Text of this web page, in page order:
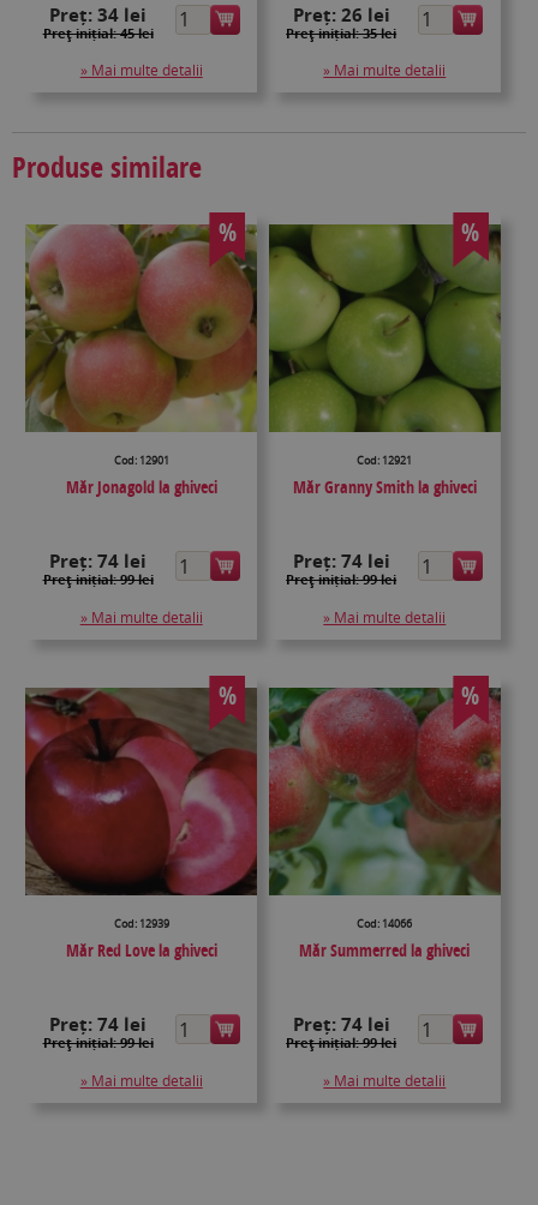
Preț:34 lei
Preţ inițial: 45 lei
» Mai multe detalii
Preț: 26 lei
Preţ inițial: 35 lei
» Mai multe detalii
Produse similare
%
Cod: 12901
Măr Jonagold la ghiveci
Preț:74 lei
Preţ inițial: 99 lei
» Mai multe detalii
%
Cod: 12921
Măr Granny Smith la ghiveci
Preț: 74 lei
Preţ inițial: 99 lei
» Mai multe detalii
%
Cod: 12939
Măr Red Love la ghiveci
Preț:74 lei
Preţ inițial: 99 lei
» Mai multe detalii
%
Cod: 14066
Măr Summerred la ghiveci
Preț: 74 lei
Preţ inițial: 99 lei
» Mai multe detalii